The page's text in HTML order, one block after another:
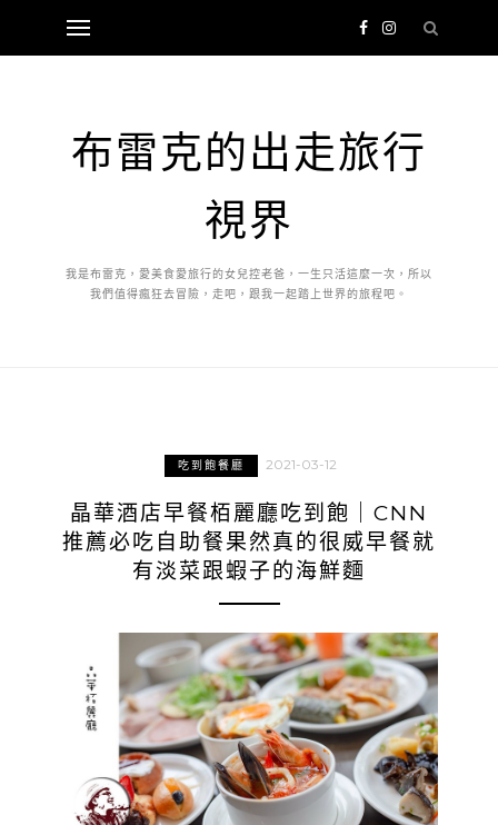
布雷克的出走旅行
視界
我是布雷克，愛美食愛旅行的女兒控老爸，一生只活這麼一次，所以
我們值得瘋狂去冒險，走吧，跟我一起踏上世界的旅程吧。
吃到飽餐廳 2021-03-12
晶華酒店早餐栢麗廳吃到飽｜CNN
推薦必吃自助餐果然真的很威早餐就
有淡菜跟蝦子的海鮮麵